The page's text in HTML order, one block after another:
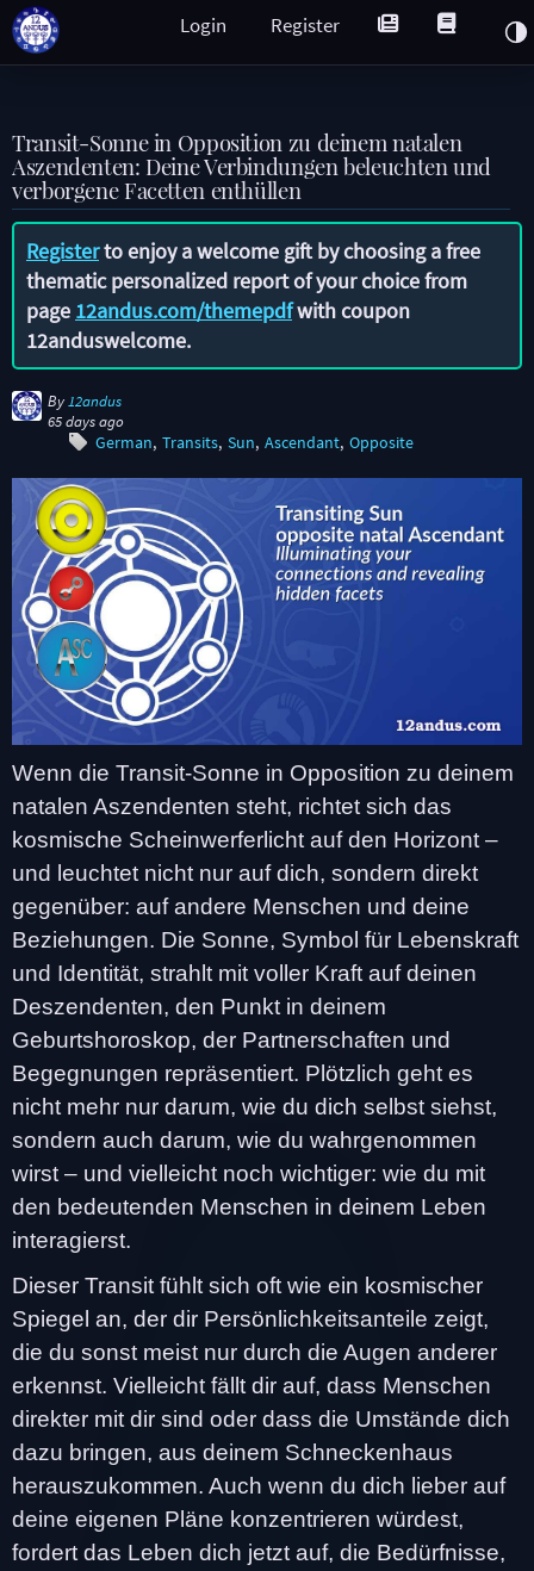
Register
Login
Transit-Sonne in Opposition zu deinem natalen
Aszendenten: Deine Verbindungen beleuchten und
verborgene Facetten enthüllen
Registerto enjoy a welcome gift by choosing a free
thematic personalized report of your choice from
page 12andus.com/themepdfwith coupon
12anduswelcome.
By 12andus
65 days ago
German Transits Sun Ascendant Opposite
Wenn die Transit-Sonne in Opposition zu deinem
natalen Aszendenten steht, richtet sich das
kosmische Scheinwerferlicht auf den Horizont –
und leuchtet nicht nur auf dich, sondern direkt
gegenüber: auf andere Menschen und deine
Beziehungen. Die Sonne, Symbol für Lebenskraft
und Identität, strahlt mit voller Kraft auf deinen
Deszendenten, den Punkt in deinem
Geburtshoroskop, der Partnerschaften und
Begegnungen repräsentiert. Plötzlich geht es
nicht mehr nur darum, wie du dich selbst siehst,
sondern auch darum, wie du wahrgenommen
wirst – und vielleicht noch wichtiger: wie du mit
den bedeutenden Menschen in deinem Leben
interagierst.
Dieser Transit fühlt sich oft wie ein kosmischer
Spiegel an, der dir Persönlichkeitsanteile zeigt,
die du sonst meist nur durch die Augen anderer
erkennst. Vielleicht fällt dir auf, dass Menschen
direkter mit dir sind oder dass die Umstände dich
dazu bringen, aus deinem Schneckenhaus
herauszukommen. Auch wenn du dich lieber auf
deine eigenen Pläne konzentrieren würdest,
fordert das Leben dich jetzt auf, die Bedürfnisse,